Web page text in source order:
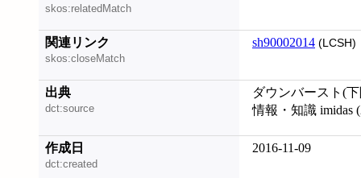
skos:relatedMatch
関連リンク
skos:closeMatch
sh90002014 (LCSH)
出典
dct:source
ダウンバースト(
情報・知識 imidas
作成日
dct:created
2016-11-09